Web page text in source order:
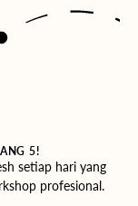
5!
setiap hari yang
profesional.